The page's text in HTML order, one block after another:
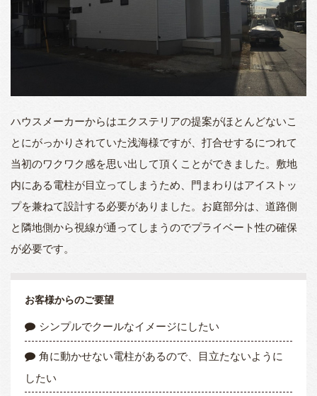
ハウスメーカーからはエクステリアの提案がほとんどないこ
とにがっかりされていた浅海様ですが、打合せするにつれて
当初のワクワク感を思い出して頂くことができました。 敷地
内にある電柱が目立ってしまうため、門まわりはアイストッ
プを兼ねて設計する必要がありました。お庭部分は、道路側
と隣地側から視線が通ってしまうのでプライベート性の確保
が必要です。
お客様からのご要望
シンプルでクールなイメージにしたい
角に動かせない電柱があるので、目立たないように
したい